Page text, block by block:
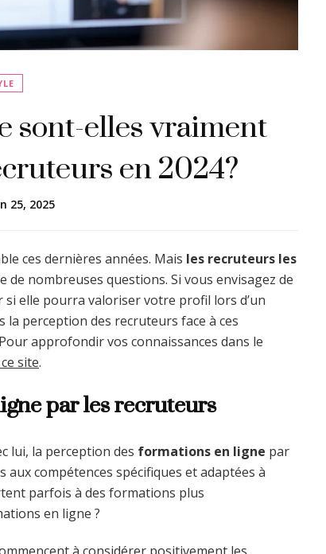
sont-elles vraiment
en 2024?
25, 2025
ces dernières années. Mais les recruteurs les
de nombreuses questions. Si vous envisagez de
elle pourra valoriser votre profil lors d’un
la perception des recruteurs face à ces
approfondir vos connaissances dans le
site.
par les recruteurs
lui, la perception des formations en ligne par
compétences spécifiques et adaptées à
parfois à des formations plus
en ligne ?
à considérer positivement les